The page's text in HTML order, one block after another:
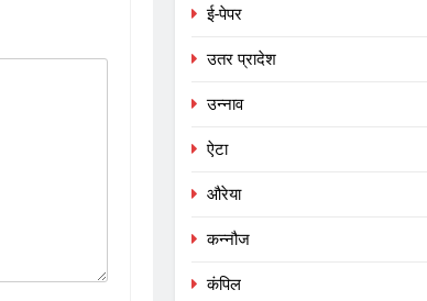
ई-पेपर
उतर प्रादेश
उन्नाव
ऐटा
औरेया
कन्नौज
कंपिल